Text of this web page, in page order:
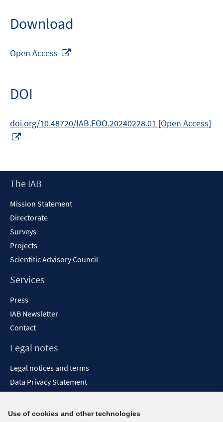
Download
Open Access
DOI
doi.org/10.48720/IAB.FOO.20240228.01 [Open Access]
new
window
Footer
The IAB
Mission Statement
Directorate
Surveys
Projects
Scientific Advisory Council
Services
Press
IAB Newsletter
Contact
Legal notes
Legal notices and terms
Data Privacy Statement
Report Accessibility
Use of cookies and other technologies